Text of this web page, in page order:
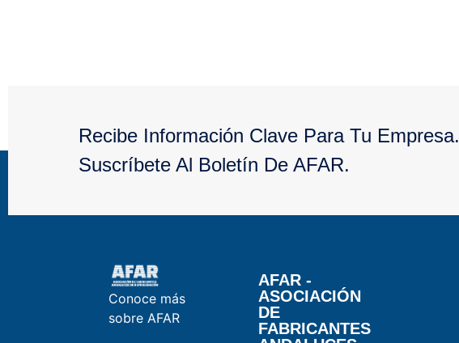
Recibe Información Clave Para Tu Empresa.
Suscríbete Al Boletín De AFAR.
Conoce más
sobre AFAR
AFAR -
ASOCIACIÓN
DE
FABRICANTES